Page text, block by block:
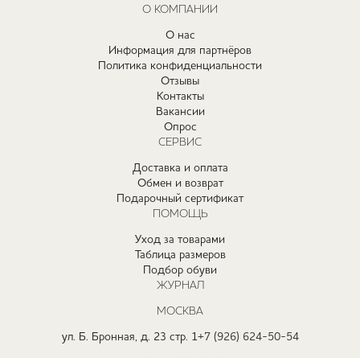
О КОМПАНИИ
О нас
Информация для партнёров
Политика конфиденциальности
Отзывы
Контакты
Вакансии
Опрос
СЕРВИС
Доставка и оплата
Обмен и возврат
Подарочный сертификат
ПОМОЩЬ
Уход за товарами
Таблица размеров
Подбор обуви
ЖУРНАЛ
МОСКВА
ул. Б. Бронная, д. 23 стр. 1+7 (926) 624-50-54